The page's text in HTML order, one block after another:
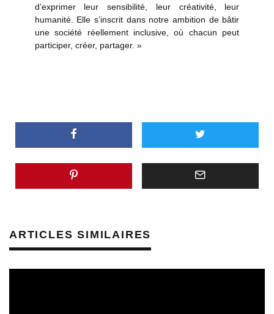
d’exprimer leur sensibilité, leur créativité, leur
humanité. Elle s’inscrit dans notre ambition de bâtir
une société réellement inclusive, où chacun peut
participer, créer, partager. »
ARTICLES SIMILAIRES